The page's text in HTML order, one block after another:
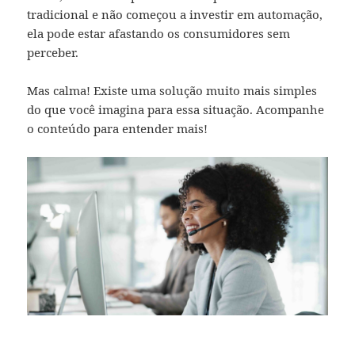
tradicional e não começou a investir em automação,
ela pode estar afastando os consumidores sem
perceber.
Mas calma! Existe uma solução muito mais simples
do que você imagina para essa situação. Acompanhe
o conteúdo para entender mais!